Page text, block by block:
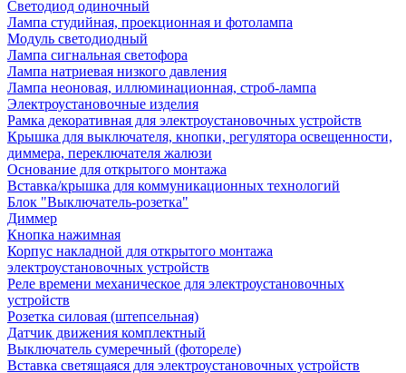
Светодиод одиночный
Лампа студийная, проекционная и фотолампа
Модуль светодиодный
Лампа сигнальная светофора
Лампа натриевая низкого давления
Лампа неоновая, иллюминационная, строб-лампа
Электроустановочные изделия
Рамка декоративная для электроустановочных устройств
Крышка для выключателя, кнопки, регулятора освещенности,
диммера, переключателя жалюзи
Основание для открытого монтажа
Вставка/крышка для коммуникационных технологий
Блок "Выключатель-розетка"
Диммер
Кнопка нажимная
Корпус накладной для открытого монтажа
электроустановочных устройств
Реле времени механическое для электроустановочных
устройств
Розетка силовая (штепсельная)
Датчик движения комплектный
Выключатель сумеречный (фотореле)
Вставка светящаяся для электроустановочных устройств